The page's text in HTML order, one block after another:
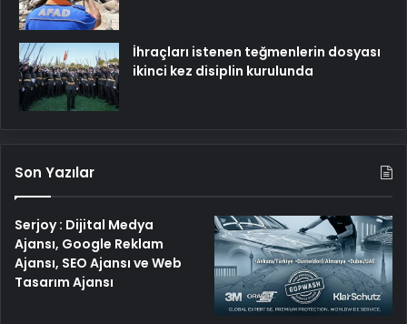
İhraçları istenen teğmenlerin dosyası
ikinci kez disiplin kurulunda
Son Yazılar
Serjoy : Dijital Medya
Ajansı, Google Reklam
Ajansı, SEO Ajansı ve Web
Tasarım Ajansı